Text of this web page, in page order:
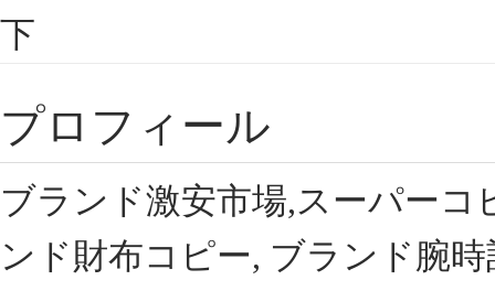
下
プロフィール
ブランド激安市場,スーパー
ンド財布コピー, ブランド腕